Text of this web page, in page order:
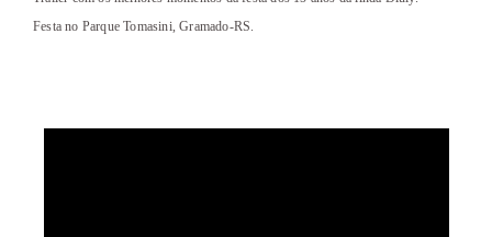
Festa no Parque Tomasini, Gramado-RS.